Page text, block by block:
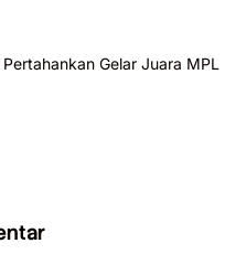
Gelar Juara MPL